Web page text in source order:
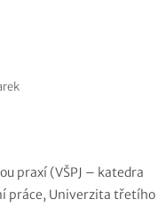
praxí (VŠPJ – katedra
práce, Univerzita třetího